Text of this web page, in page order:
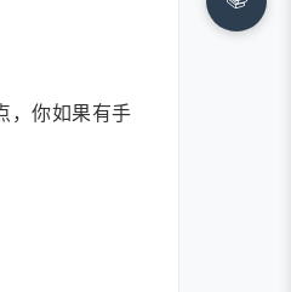
，你如果有手